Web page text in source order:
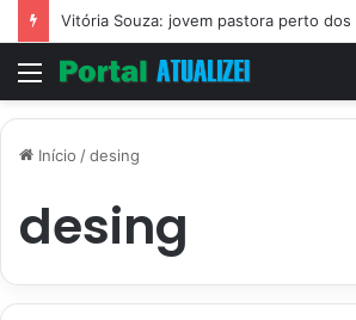
Menu
Início /desing
desing